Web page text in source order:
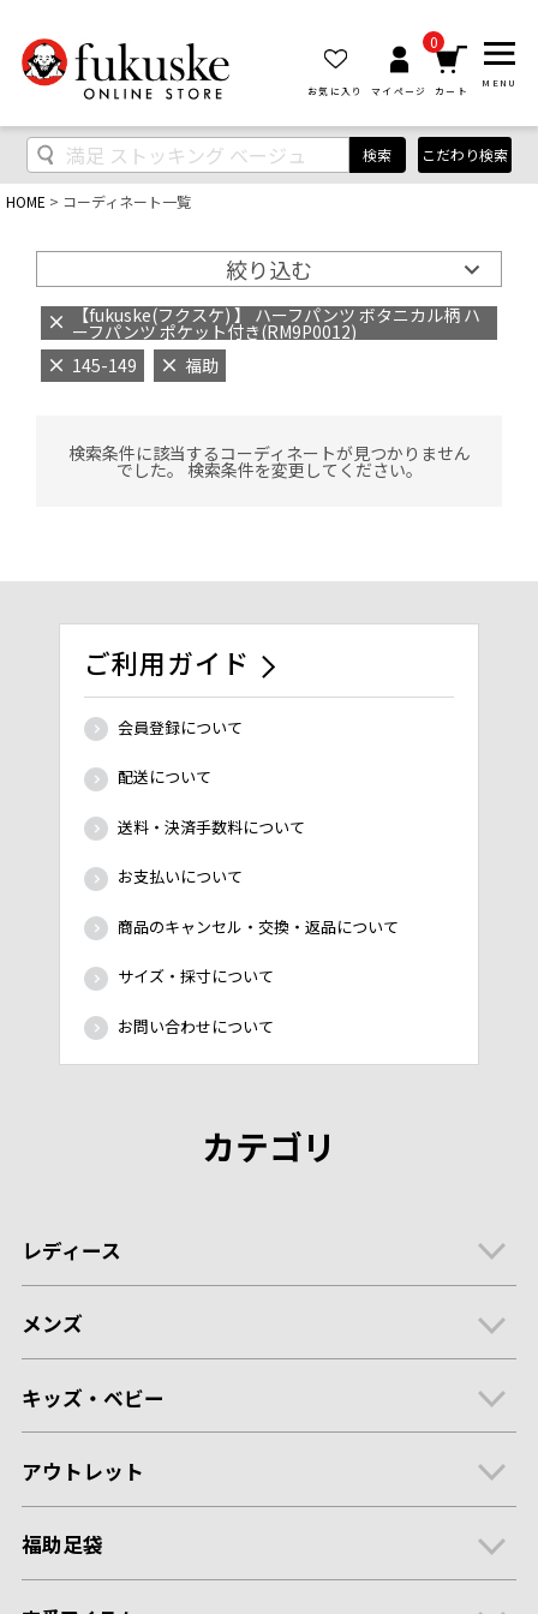
お気に入り マイページ
0
カート
MENU
検索 こだわり検索
HOME コーディネート一覧
絞り込む
【fukuske(フクスケ) 】 ハーフパンツ ボタニカル柄 ハ
ーフパンツ ポケット付き(RM9P0012)
145-149
福助
検索条件に該当するコーディネートが見つかりません
でした。 検索条件を変更してください。
ご利用ガイド
会員登録について
配送について
送料・決済手数料について
お支払いについて
商品のキャンセル・交換・返品について
サイズ・採寸について
お問い合わせについて
カテゴリ
レディース
メンズ
キッズ・ベビー
アウトレット
福助足袋